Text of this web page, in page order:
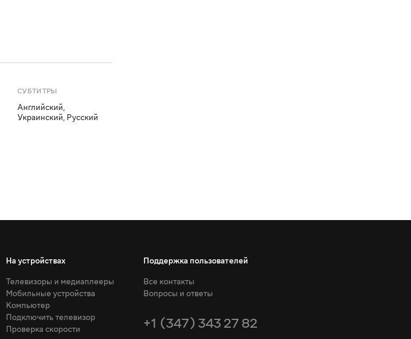
СУБТИТРЫ
Английский,
Украинский, Русский
На устройствах
Телевизоры и медиаплееры
Мобильные устройства
Компьютер
Подключить телевизор
Проверка скорости
Поддержка пользователей
Все контакты
Вопросы и ответы
+1 (347) 343 27 82